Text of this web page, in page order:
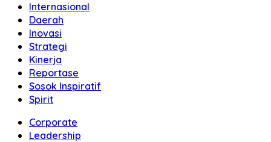
Internasional
Daerah
Inovasi
Strategi
Kinerja
Reportase
Sosok Inspiratif
Spirit
Corporate
Leadership